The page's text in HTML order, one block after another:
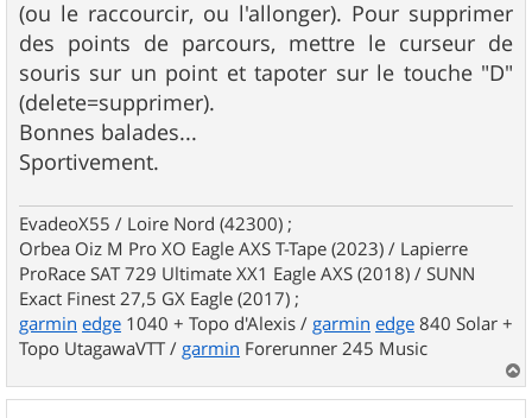
(ou le raccourcir, ou l'allonger). Pour supprimer
des points de parcours, mettre le curseur de
souris sur un point et tapoter sur le touche "D"
(delete=supprimer).
Bonnes balades...
Sportivement.
EvadeoX55 / Loire Nord (42300) ;
Orbea Oiz M Pro XO Eagle AXS T-Tape (2023) / Lapierre
ProRace SAT 729 Ultimate XX1 Eagle AXS (2018) / SUNN
Exact Finest 27,5 GX Eagle (2017) ;
garmin edge 1040 + Topo d'Alexis / garmin edge 840 Solar +
Topo UtagawaVTT / garmin Forerunner 245 Music
a
u